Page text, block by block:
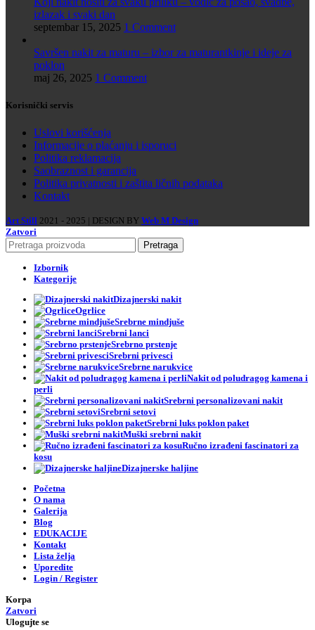
izlazak i svaki dan
septembar 15, 2025 1 Comment
Savršen nakit za maturu – izbor za maturantkinje i ideje za
poklon
maj 26, 2025 1 Comment
Korisnički servis
Uslovi korišćenja
Informacije o plaćanju i isporuci
Politika reklamacija
Saobraznost i garancija
Politika privatnosti i zaštita ličnih podataka
Kontakt
Art Still 2021 - 2025 | DESIGN BY Web M Design
Zatvori
Pretraga
Izbornik
Kategorije
Dizajnerski nakit
Ogrlice
Srebrne mindjuše
Srebrni lanci
Srebrno prstenje
Srebrni privesci
Srebrne narukvice
Nakit od poludragog kamena i
perli
Srebrni personalizovani nakit
Srebrni setovi
Srebrni luks poklon paket
Muški srebrni nakit
Ručno izrađeni fascinatori za
kosu
Dizajnerske haljine
Početna
O nama
Galerija
Blog
EDUKACIJE
Kontakt
Lista želja
Uporedite
Login / Register
Korpa
Zatvori
Ulogujte se